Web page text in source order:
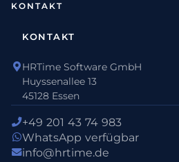
KONTAKT
KONTAKT
HRTime Software GmbH
Huyssenallee 13
45128 Essen
+49 201 43 74 983
WhatsApp verfügbar
info@hrtime.de